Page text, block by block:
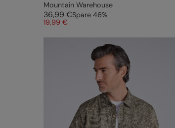
Mountain Warehouse
36,99 €Spare 46%
19,99 €